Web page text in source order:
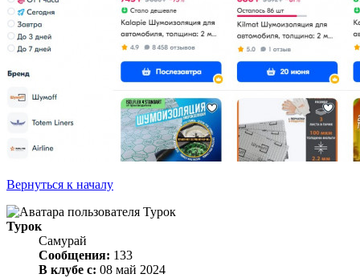
Вернуться к началу
Турок
Самурай
Сообщения: 133
В клубе с: 08 май 2024